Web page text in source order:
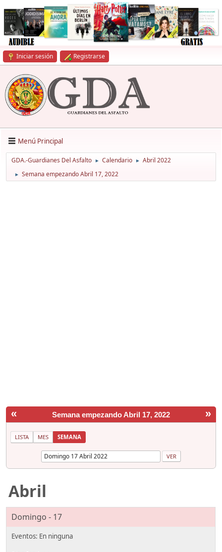
Iniciar sesión Registrarse
Menú Principal
GDA.-Guardianes Del Asfalto ► Calendario ► Abril 2022
► Semana empezando Abril 17, 2022
« »
Semana empezando Abril 17, 2022
LISTA MES SEMANA
Abril
Domingo - 17